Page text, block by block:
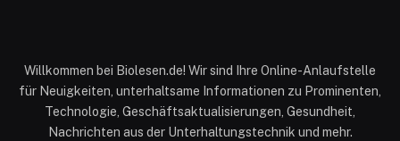
Willkommen bei Biolesen.de! Wir sind Ihre Online-Anlaufstelle
für Neuigkeiten, unterhaltsame Informationen zu Prominenten,
Technologie, Geschäftsaktualisierungen, Gesundheit,
Nachrichten aus der Unterhaltungstechnik und mehr.